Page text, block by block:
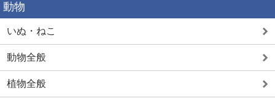
動物
いぬ・ねこ
動物全般
植物全般